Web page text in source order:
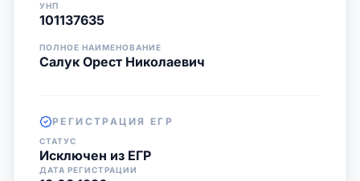
УНП
101137635
ПОЛНОЕ НАИМЕНОВАНИЕ
Салук Орест Николаевич
РЕГИСТРАЦИЯ ЕГР
СТАТУС
Исключен из ЕГР
ДАТА РЕГИСТРАЦИИ